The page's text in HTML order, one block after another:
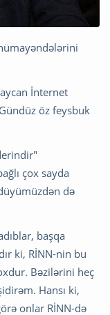
İnternet
öz feysbuk
çox sayda
də
başqa
ki, RİNN-nin bu
Bəzilərini heç
Hansı ki,
onlar RİNN-də